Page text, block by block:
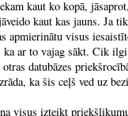
kaut ko kopā,
kaut kas jauns. Ja
apmierinātu visus
ka ar to vajag sākt. Cik
datubāzes
ka šis ceļš ved uz
visus izteikt